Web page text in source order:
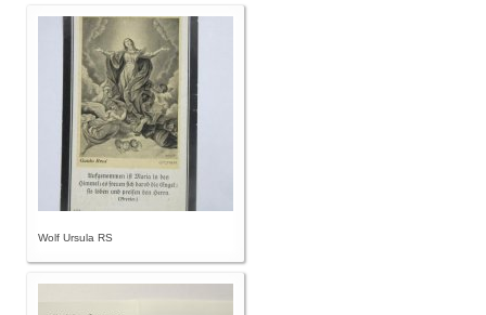
Wolf Ursula RS